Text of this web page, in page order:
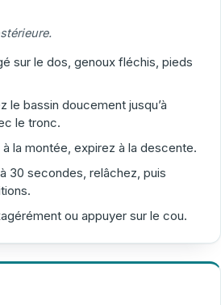
sur le dos, genoux fléchis, pieds
le bassin doucement jusqu’à
le tronc.
à la montée, expirez à la descente.
30 secondes, relâchez, puis
ou appuyer sur le cou.